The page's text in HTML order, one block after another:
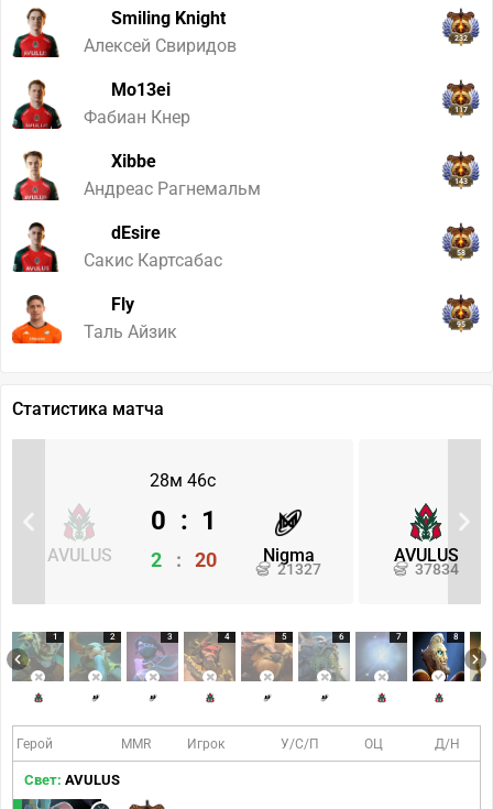
Smiling Knight
Алексей Свиридов
232
Mo13ei
Фабиан Кнер
117
Xibbe
Андреас Рагнемальм
143
dEsire
Сакис Картсабас
58
Fly
Таль Айзик
95
Статистика матча
28м 46с
AVULUS Nigma
21327
0 : 1
2 : 20 AVULUS
37834
1 2 3 4 5 6 7 8
Герой MMR Игрок У/С/П ОЦ Д/Н
Свет: AVULUS